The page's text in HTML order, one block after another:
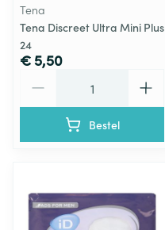
Tena
Tena Discreet Ultra Mini Plus
24
€ 5,50
Bestel